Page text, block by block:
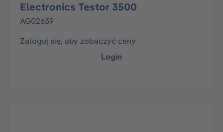
Electronics Testor 3500
AG02659
Zaloguj się, aby zobaczyć ceny
Login